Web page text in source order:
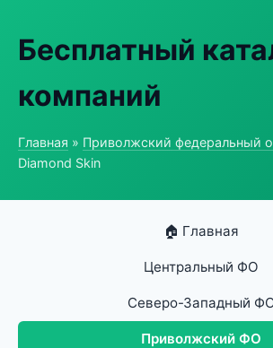
Бесплатный
компаний
Главная » Приволжский федеральный
Diamond Skin
🏠 Главная
Центральный ФО
Северо-Западный
Приволжский ФО